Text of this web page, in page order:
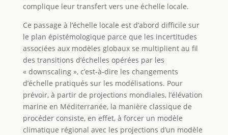
complique leur transfert vers une échelle locale.
Ce passage à l’échelle locale est d’abord difficile sur
le plan épistémologique parce que les incertitudes
associées aux modèles globaux se multiplient au fil
des transitions d’échelles opérées par les
« downscaling », c’est-à-dire les changements
d’échelle pratiqués sur les modélisations. Pour
prévoir, à partir de projections mondiales, l’élévation
marine en Méditerranée, la manière classique de
procéder consiste, en effet, à forcer un modèle
climatique régional avec les projections d’un modèle